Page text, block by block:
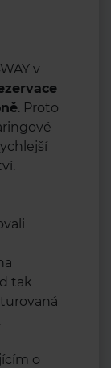
v
. Proto
tak
o